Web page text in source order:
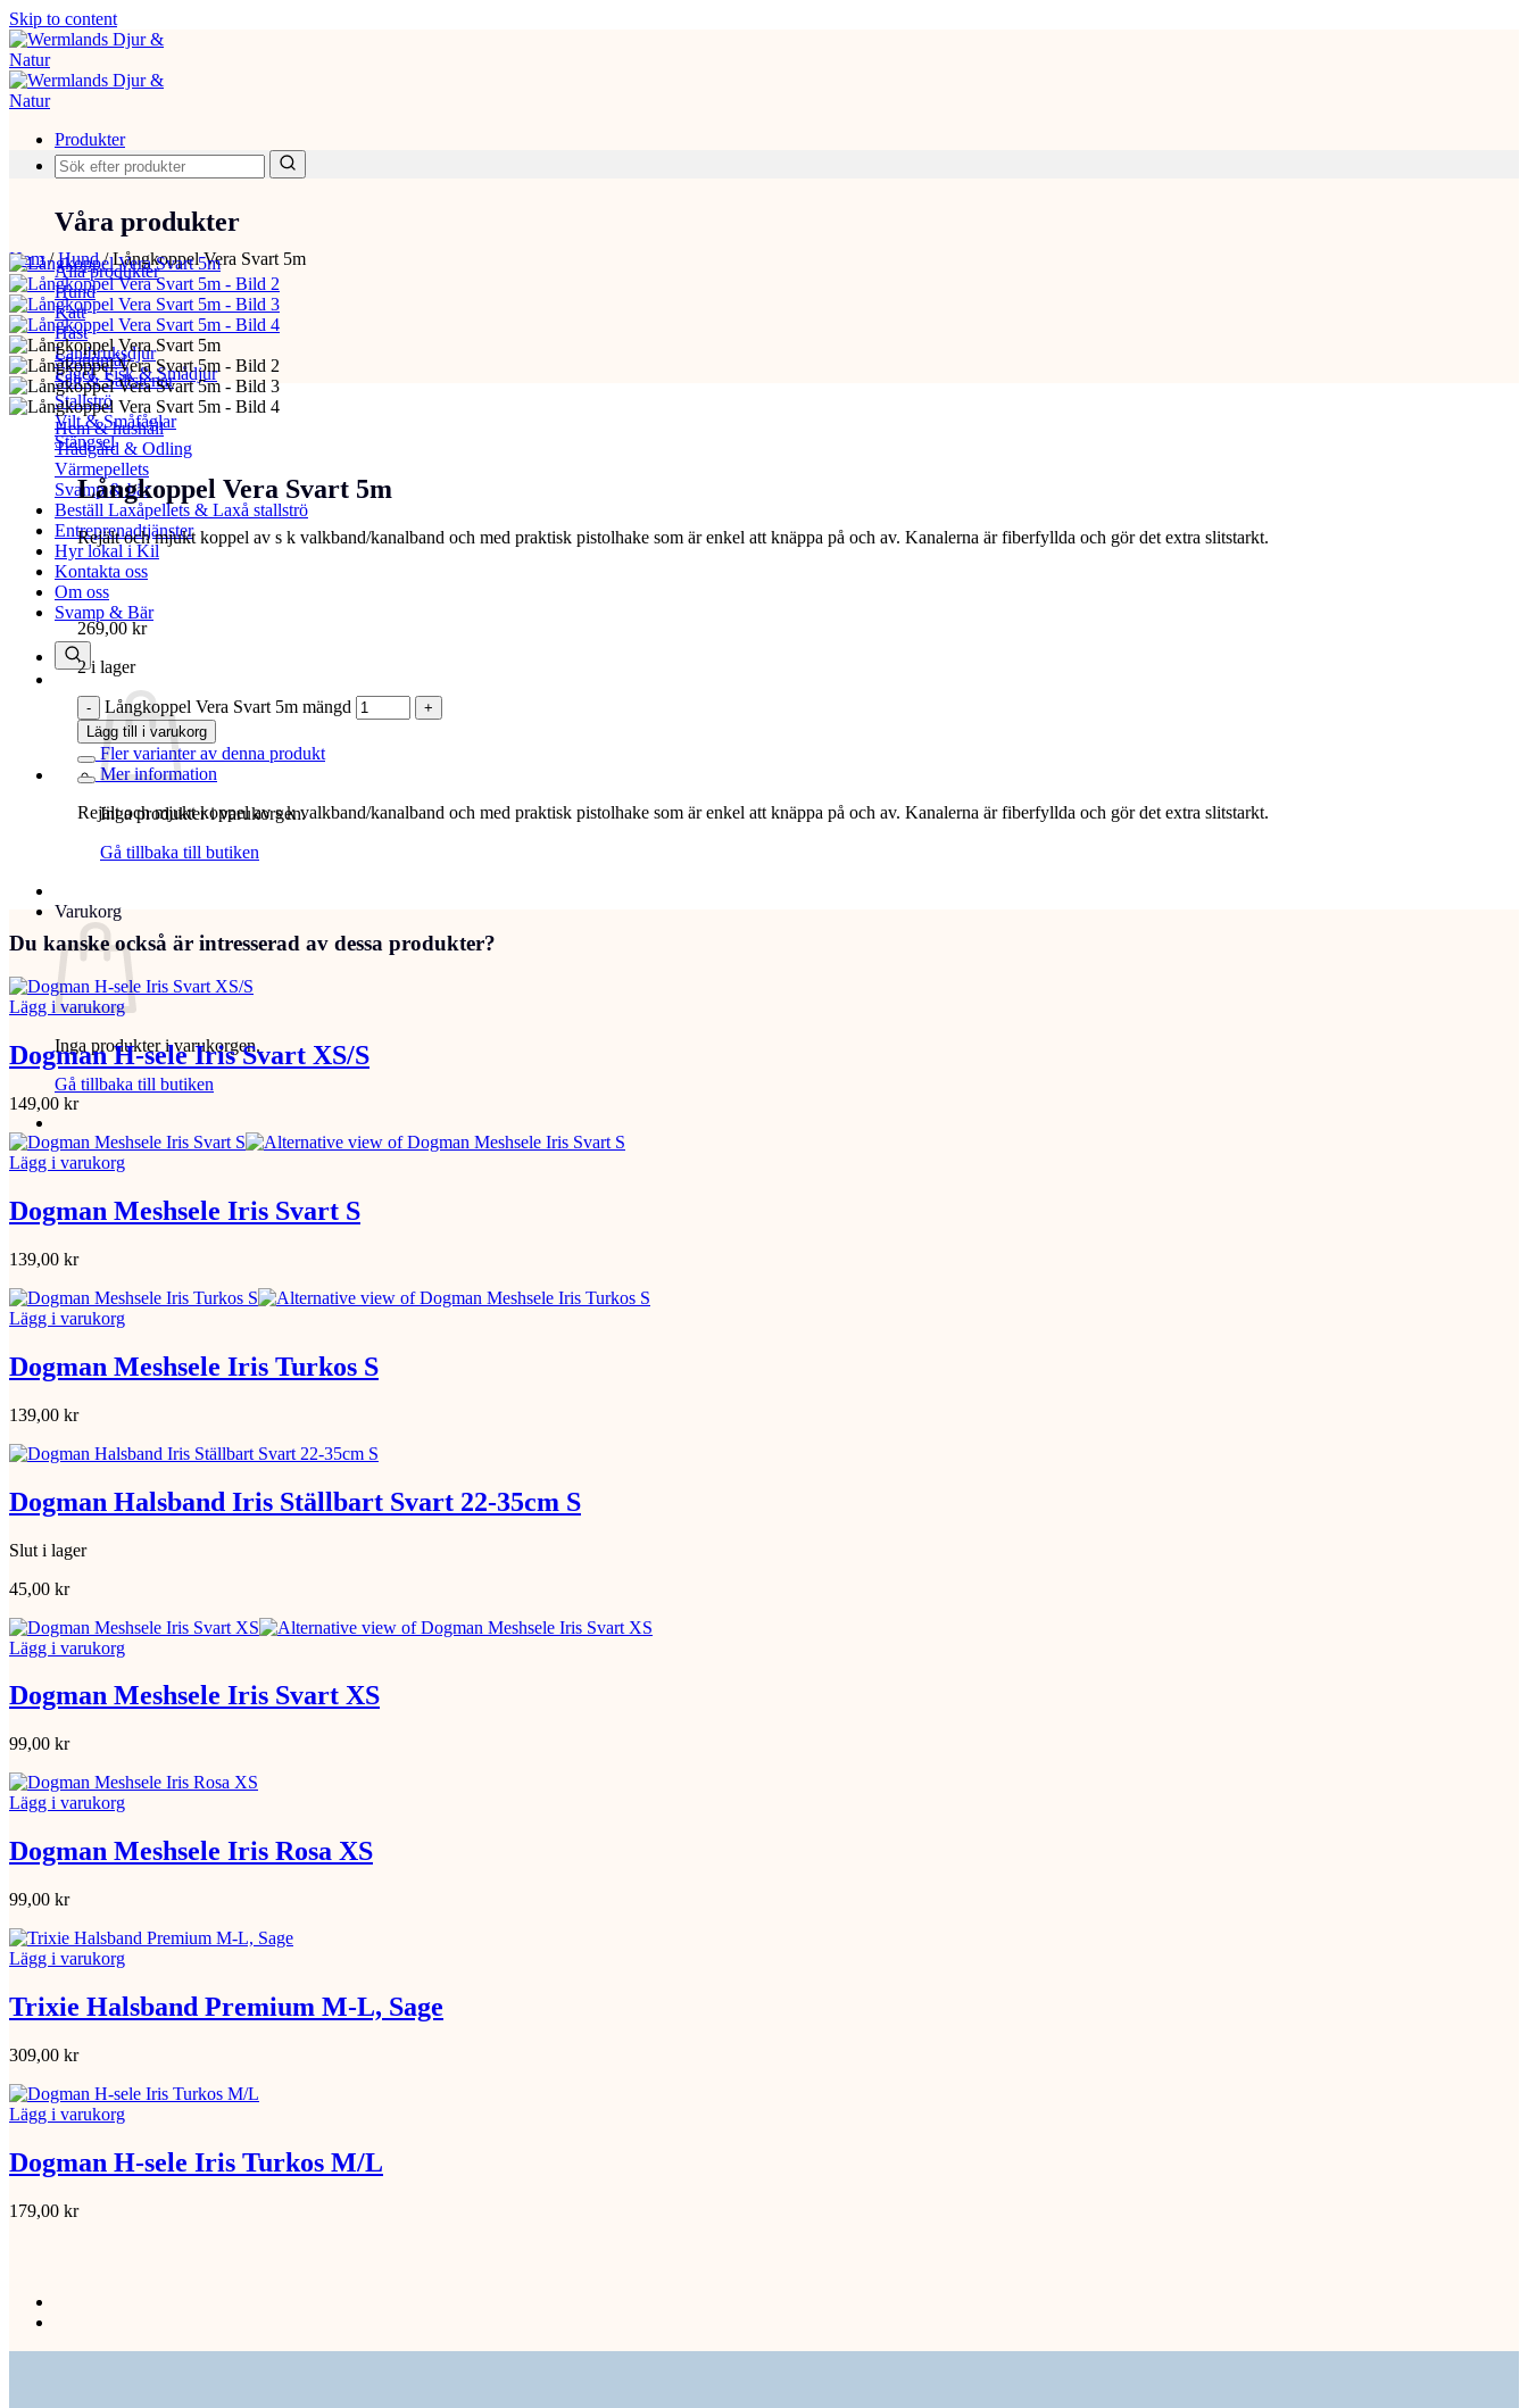
Skip to content
Produkter
Våra produkter
Alla produkter
Hund
Katt
Häst
Lantbruksdjur
Fågel, Fisk & Smådjur
Spannmål
Salt & Saltstenar
Stallströ
Vilt & Småfåglar
Stängsel
Hem & hushåll
Trädgård & Odling
Värmepellets
Svamp & bär
Beställ Laxåpellets & Laxå stallströ
Entreprenadtjänster
Hyr lokal i Kil
Kontakta oss
Om oss
Svamp & Bär
Inga produkter i varukorgen.
Gå tillbaka till butiken
Varukorg
Inga produkter i varukorgen.
Gå tillbaka till butiken
Hem/Hund/Långkoppel Vera Svart 5m
Långkoppel Vera Svart 5m
Rejält och mjukt koppel av s k valkband/kanalband och med praktisk pistolhake som är enkel att knäppa på och av. Kanalerna är fiberfyllda och gör det extra slitstarkt.
269,00 kr
2 i lager
Långkoppel Vera Svart 5m mängd
Lägg till i varukorg
Fler varianter av denna produkt
Mer information
Rejält och mjukt koppel av s k valkband/kanalband och med praktisk pistolhake som är enkel att knäppa på och av. Kanalerna är fiberfyllda och gör det extra slitstarkt.
Du kanske också är intresserad av dessa produkter?
Lägg i varukorg
Dogman H-sele Iris Svart XS/S
149,00 kr
Lägg i varukorg
Dogman Meshsele Iris Svart S
139,00 kr
Lägg i varukorg
Dogman Meshsele Iris Turkos S
139,00 kr
Dogman Halsband Iris Ställbart Svart 22-35cm S
Slut i lager
45,00 kr
Lägg i varukorg
Dogman Meshsele Iris Svart XS
99,00 kr
Lägg i varukorg
Dogman Meshsele Iris Rosa XS
99,00 kr
Lägg i varukorg
Trixie Halsband Premium M-L, Sage
309,00 kr
Lägg i varukorg
Dogman H-sele Iris Turkos M/L
179,00 kr